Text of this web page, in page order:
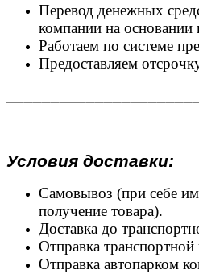
Перевод денежных
компании на основании
Работаем по системе
Предоставляем
Условия доставки:
Самовывоз (при себе
получение товара).
Доставка до
Отправка
Отправка автопарком